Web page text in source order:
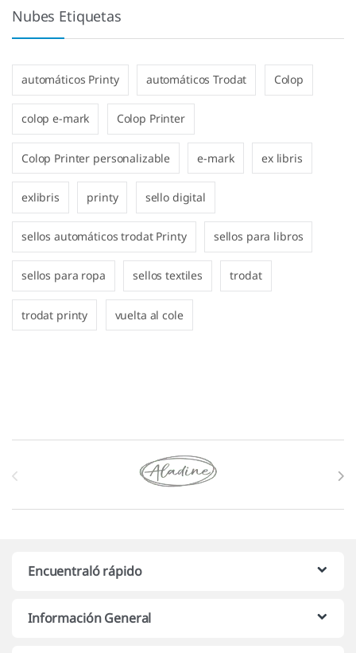
Nubes Etiquetas
automáticos Printy automáticos Trodat Colop
colop e-mark Colop Printer
Colop Printer personalizable e-mark ex libris
exlibris printy sello digital
sellos automáticos trodat Printy sellos para libros
sellos para ropa sellos textiles trodat
trodat printy vuelta al cole
Marcas De Carrusel
Encuentraló rápido
Información General